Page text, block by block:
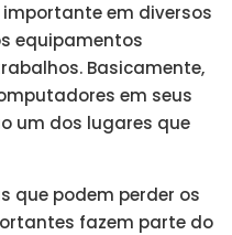
em diversos
equipamentos
Basicamente,
em seus
um dos lugares que
que podem perder os
fazem parte do